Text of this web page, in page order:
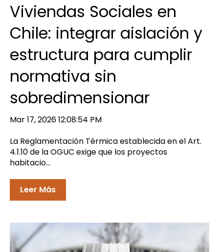
Viviendas Sociales en
Chile: integrar aislación y
estructura para cumplir
normativa sin
sobredimensionar
Mar 17, 2026 12:08:54 PM
La Reglamentación Térmica establecida en el Art.
4.1.10 de la OGUC exige que los proyectos
habitacio...
Leer Más